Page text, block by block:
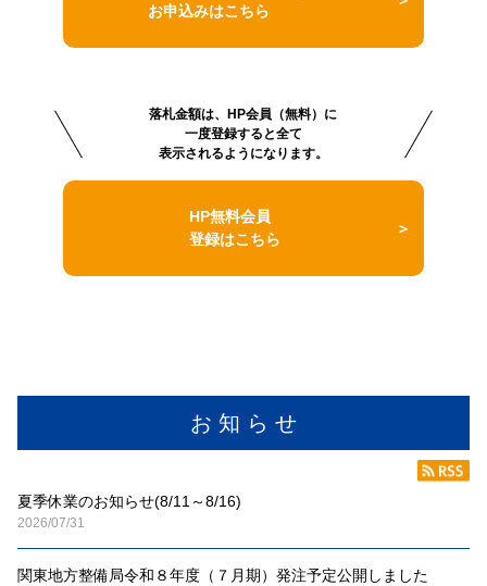
お 知 ら せ
夏季休業のお知らせ(8/11～8/16)
2026/07/31
関東地方整備局令和８年度（７月期）発注予定公開しました
お申込みはこちら
落札金額は、HP会員（無料）に
一度登録すると全て
表示されるようになります。
HP無料会員
登録はこちら